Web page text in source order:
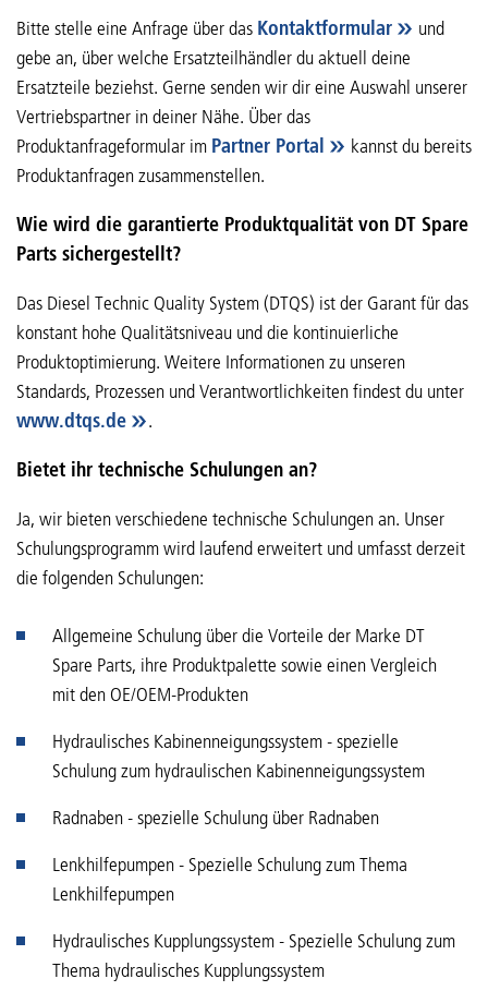
Bitte stelle eine Anfrage über das Kontaktformular
und
gebe an, über welche Ersatzteilhändler du aktuell deine
Ersatzteile beziehst. Gerne senden wir dir eine Auswahl unserer
Vertriebspartner in deiner Nähe. Über das
Produktanfrageformular im Partner Portal
kannst du bereits
Produktanfragen zusammenstellen.
Wie wird die garantierte Produktqualität von DT Spare
Parts sichergestellt?
Das Diesel Technic Quality System (DTQS) ist der Garant für das
konstant hohe Qualitätsniveau und die kontinuierliche
Produktoptimierung. Weitere Informationen zu unseren
Standards, Prozessen und Verantwortlichkeiten findest du unter
www.dtqs.de
.
Bietet ihr technische Schulungen an?
Ja, wir bieten verschiedene technische Schulungen an. Unser
Schulungsprogramm wird laufend erweitert und umfasst derzeit
die folgenden Schulungen:
Allgemeine Schulung über die Vorteile der Marke DT
Spare Parts, ihre Produktpalette sowie einen Vergleich
mit den OE/OEM-Produkten
Hydraulisches Kabinenneigungssystem - spezielle
Schulung zum hydraulischen Kabinenneigungssystem
Radnaben - spezielle Schulung über Radnaben
Lenkhilfepumpen - Spezielle Schulung zum Thema
Lenkhilfepumpen
Hydraulisches Kupplungssystem - Spezielle Schulung zum
Thema hydraulisches Kupplungssystem